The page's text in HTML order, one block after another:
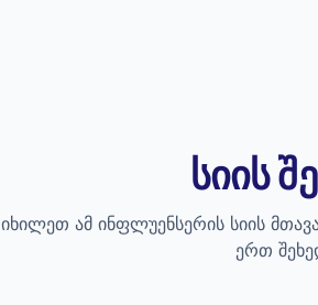
სიის
იხილეთ ამ ინფლუენსერის სიის
ერთ